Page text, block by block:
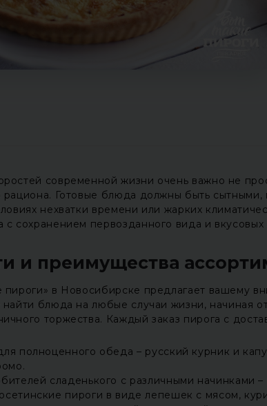
современной жизни очень важно не
рациона. Готовые блюда должны быть
нехватки времени или жарких
сохранением первозданного вида и вкусовых
и преимущества
пироги» в Новосибирске предлагает вашему
найти блюда на любые случаи жизни, начиная
торжества. Каждый заказ пирога с
полноценного обеда – русский курник и
сладенького с различными начинками
пироги в виде лепешек с мясом,